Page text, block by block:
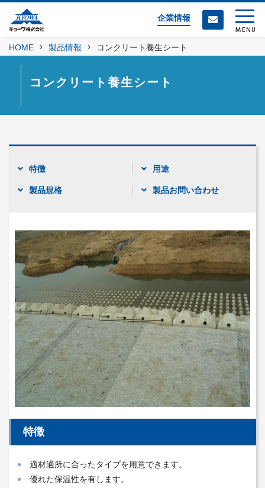
企業情報
MENU
HOME 製品情報 コンクリート養生シート
コンクリート養生シート
特徴 用途
製品規格 製品お問い合わせ
特徴
適材適所に合ったタイプを用意できます。
優れた保温性を有します。